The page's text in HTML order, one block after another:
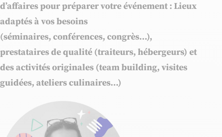
d’affairespour préparer votre événement : Lieux
adaptés à vos besoins
(séminaires, conférences, congrès…),
prestataires de qualité (traiteurs, hébergeurs) et
des activités originales (team building, visites
guidées, ateliers culinaires…)